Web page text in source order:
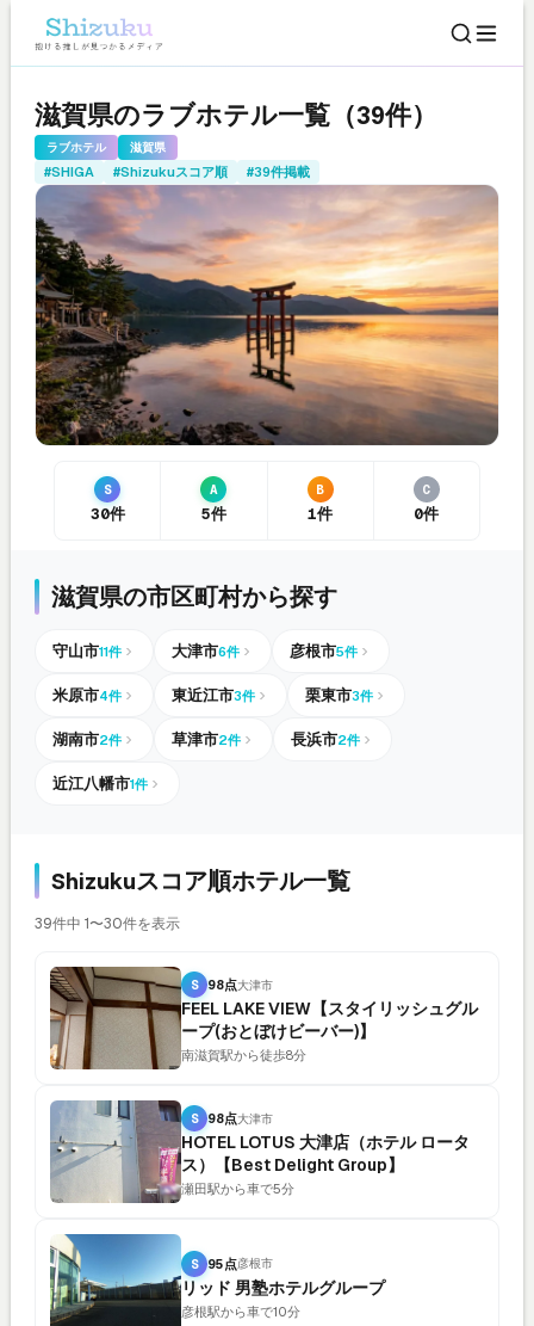
滋賀県のラブホテル一覧（39件）
ラブホテル 滋賀県
#SHIGA #Shizukuスコア順 #39件掲載
S
30件
A
5件
B
1件
C
0件
滋賀県の市区町村から探す
守山市11件 大津市6件 彦根市5件
米原市4件 東近江市3件 栗東市3件
湖南市2件 草津市2件 長浜市2件
近江八幡市1件
Shizukuスコア順ホテル一覧
39件中 1〜30件を表示
S 98点大津市
FEEL LAKE VIEW【スタイリッシュグル
ープ(おとぼけビーバー)】
南滋賀駅から徒歩8分
S 98点大津市
HOTEL LOTUS 大津店（ホテル ロータ
ス）【Best Delight Group】
瀬田駅から車で5分
S 95点彦根市
リッド 男塾ホテルグループ
彦根駅から車で10分